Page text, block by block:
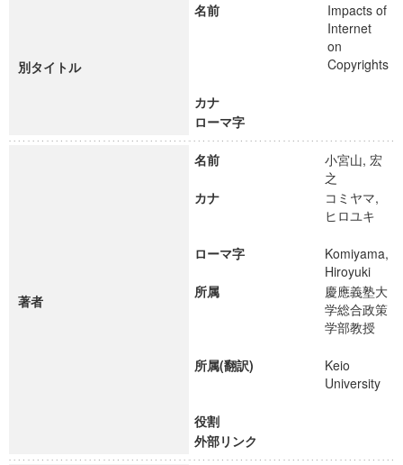
別タイトル
名前
Impacts of
Internet
on
Copyrights
カナ
ローマ字
著者
名前
小宮山, 宏
之
カナ
コミヤマ,
ヒロユキ
ローマ字
Komiyama,
Hiroyuki
所属
慶應義塾大
学総合政策
学部教授
所属(翻訳)
Keio
University
役割
外部リンク